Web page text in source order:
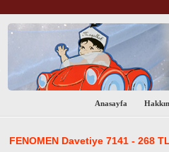
Anasayfa
FENOMEN Davetiye 7141 - 268